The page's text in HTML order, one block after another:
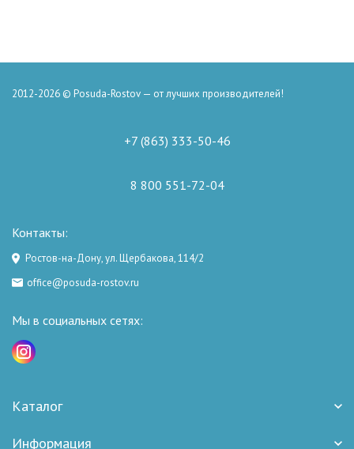
2012-2026 © Posuda-Rostov — от лучших производителей!
+7 (863) 333-50-46
8 800 551-72-04
Контакты:
Ростов-на-Дону, ул. Щербакова, 114/2
office@posuda-rostov.ru
Мы в социальных сетях:
Каталог
Информация